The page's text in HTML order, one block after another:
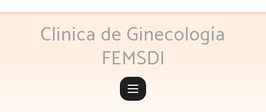
Clinica de Ginecología
FEMSDI